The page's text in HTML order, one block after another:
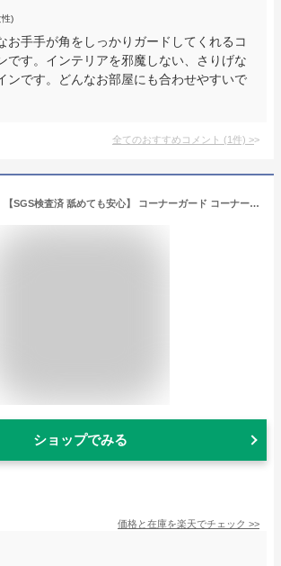
性)
お手手が角をしっかりガードしてくれるコ
です。インテリアを邪魔しない、さりげな
ンです。どんなお部屋にも合わせやすいで
全てのおすすめコメント (1件) >
【送料無料】【SGS検査済 舐めても安心】 コーナーガード コーナークッション 波型 ケガ防止 衝撃吸収 クッション 2m ベビーガード キッズ ベビー セーフティーグッズ ベビーサークル ロールタイプ
ショップでみる
価格と在庫を楽天でチェック >>